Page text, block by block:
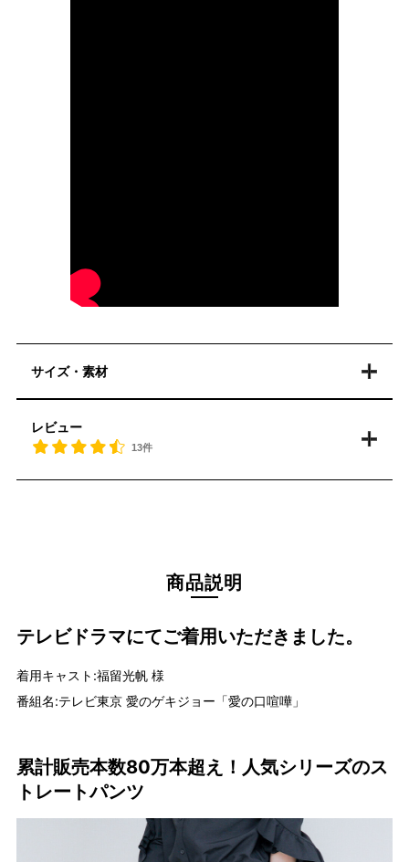
サイズ・素材
レビュー
13件
商品説明
テレビドラマにてご着用いただきました。
着用キャスト:福留光帆 様
番組名:テレビ東京 愛のゲキジョー「愛の口喧嘩」
累計販売本数80万本超え！人気シリーズのス
トレートパンツ